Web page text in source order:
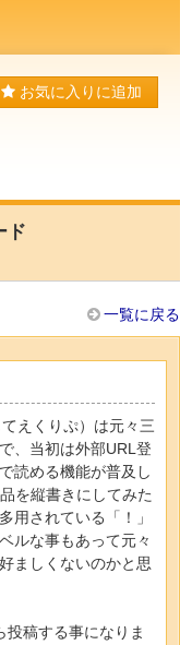
お気に入りに追加
ド
一覧に戻る
えくりぷ）は元々三
、当初は外部URL登
読める機能が普及し
を縦書きにしてみた
用されている「！」
ルな事もあって元々
ましくないのかと思
稿する事になりま